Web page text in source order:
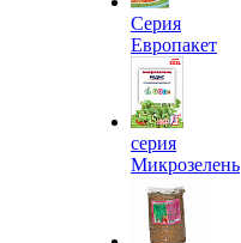
Серия
Европакет
серия
Микрозелень